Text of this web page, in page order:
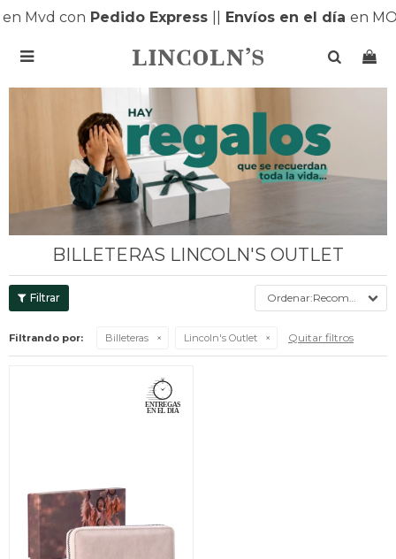
Mvd conPedido Express| Envíos en el díaen

BILLETERAS LINCOLN'S OUTLET
Recomendados
Filtrando por: Billeteras Lincoln's Outlet Quitar filtros